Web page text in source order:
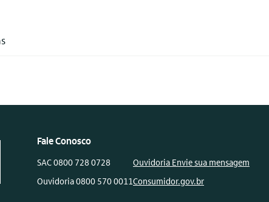
Fale Conosco
SAC 0800 728 0728
Ouvidoria 0800 570 0011
Ouvidoria Envie sua mensagem
Consumidor.gov.br